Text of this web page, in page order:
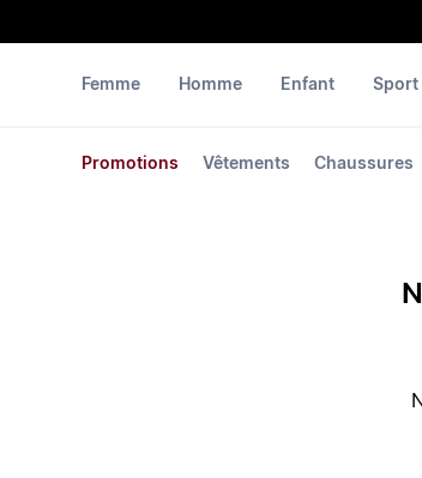
Femme
Promotions Vêtements Chaussures
Homme Enfant Sport